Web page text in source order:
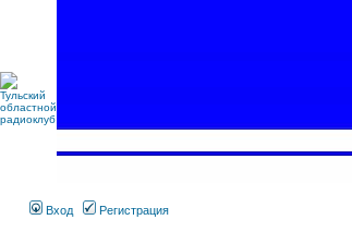
Вход Регистрация